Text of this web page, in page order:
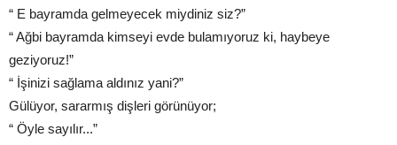
“ E bayramda gelmeyecek miydiniz siz?”
“ Ağbi bayramda kimseyi evde bulamıyoruz ki, haybeye
geziyoruz!”
“ İşinizi sağlama aldınız yani?”
Gülüyor, sararmış dişleri görünüyor;
“ Öyle sayılır...”